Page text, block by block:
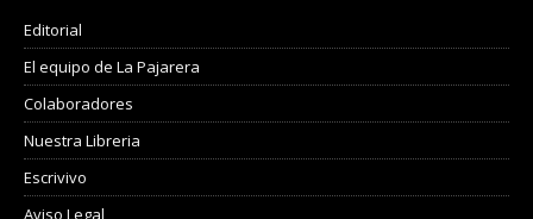
Editorial
El equipo de La Pajarera
Colaboradores
Nuestra Libreria
Escrivivo
Aviso Legal